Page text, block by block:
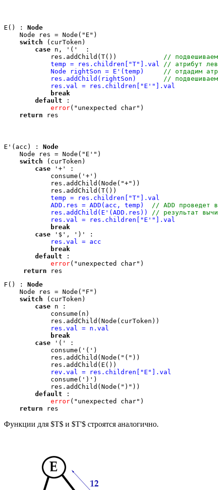
E() : Node
    Node res = Node("E")
switch (curToken)
case n, '('  :
            res.addChild(T())
//
temp = res.children["T"].val
// атрибут
Node rightSon = E'(temp)
// отдадим
res.addChild(rightSon)
//
res.val = res.children["E'"].val
break
default :
error("unexpected char")
return
E'(acc) : Node
    Node res = Node("E'")
switch (curToken)
case '+' :
            consume('+')
            res.addChild(Node("+"))
            res.addChild(T())
temp = res.children["T"].val
            ADD.res = ADD(acc, temp)
// ADD проведет
            res.addChild(E'(ADD.res))
// результат
            res.val = res.children["E'"].val
break
case '$', ')' :
res.val = acc
break
default :
error("unexpected char")
return
F() : Node
    Node res = Node("F")
switch (curToken)
case n :
            consume(n)
            res.addChild(Node(curToken))
res.val = n.val
break
case '(' :
            consume('(')
            res.addChild(Node("("))
            res.addChild(E())
rev.val = res.children["E"].val
            consume(')')
            res.addChild(Node(")"))
default :
error("unexpected char")
return
Функции для $T$ и $T'$ строятся аналогично.